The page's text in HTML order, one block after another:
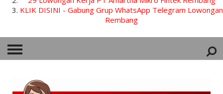
KLIK DISINI - Gabung Grup WhatsApp Telegram Lowongan
Rembang
HOME